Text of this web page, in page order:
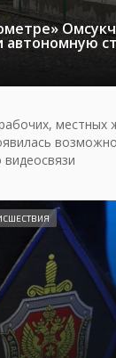
автономную
местных